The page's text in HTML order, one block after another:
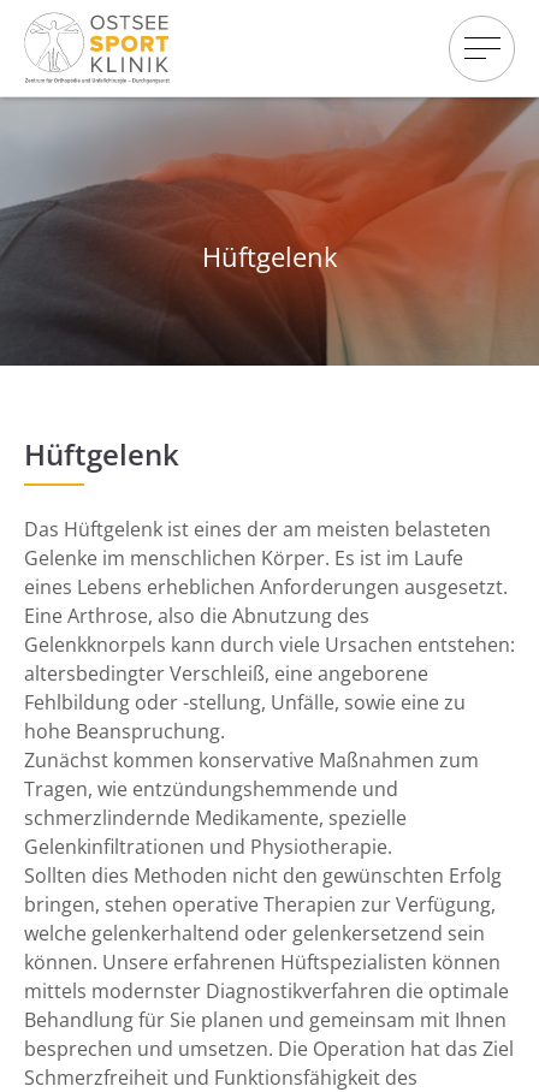
Hüftgelenk
Hüftgelenk
Das Hüftgelenk ist eines der am meisten belasteten
Gelenke im menschlichen Körper. Es ist im Laufe
eines Lebens erheblichen Anforderungen ausgesetzt.
Eine Arthrose, also die Abnutzung des
Gelenkknorpels kann durch viele Ursachen entstehen:
altersbedingter Verschleiß, eine angeborene
Fehlbildung oder -stellung, Unfälle, sowie eine zu
hohe Beanspruchung.
Zunächst kommen konservative Maßnahmen zum
Tragen, wie entzündungshemmende und
schmerzlindernde Medikamente, spezielle
Gelenkinfiltrationen und Physiotherapie.
Sollten dies Methoden nicht den gewünschten Erfolg
bringen, stehen operative Therapien zur Verfügung,
welche gelenkerhaltend oder gelenkersetzend sein
können. Unsere erfahrenen Hüftspezialisten können
mittels modernster Diagnostikverfahren die optimale
Behandlung für Sie planen und gemeinsam mit Ihnen
besprechen und umsetzen. Die Operation hat das Ziel
Schmerzfreiheit und Funktionsfähigkeit des